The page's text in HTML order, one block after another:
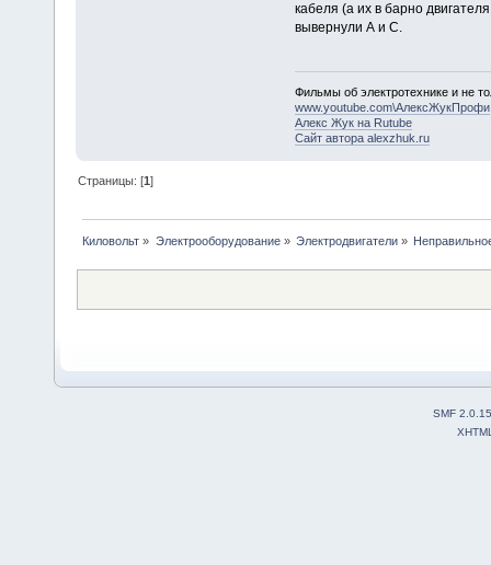
кабеля (а их в барно
вывернули А и С.
Фильмы об электротехнике и не
www.youtube.com\АлексЖукПрофи
Алекс Жук на Rutube
Сайт автора alexzhuk.ru
Страницы: [1]
Киловольт » Электрооборудование» Электродвигатели»
SMF 2.0.15